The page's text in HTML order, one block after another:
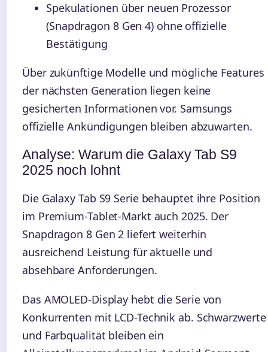
Spekulationen über neuen Prozessor
(Snapdragon 8 Gen 4) ohne offizielle
Bestätigung
Über zukünftige Modelle und mögliche Features
der nächsten Generation liegen keine
gesicherten Informationen vor. Samsungs
offizielle Ankündigungen bleiben abzuwarten.
Analyse: Warum die Galaxy Tab S9
2025 noch lohnt
Die Galaxy Tab S9 Serie behauptet ihre Position
im Premium-Tablet-Markt auch 2025. Der
Snapdragon 8 Gen 2 liefert weiterhin
ausreichend Leistung für aktuelle und
absehbare Anforderungen.
Das AMOLED-Display hebt die Serie von
Konkurrenten mit LCD-Technik ab. Schwarzwerte
und Farbqualität bleiben ein